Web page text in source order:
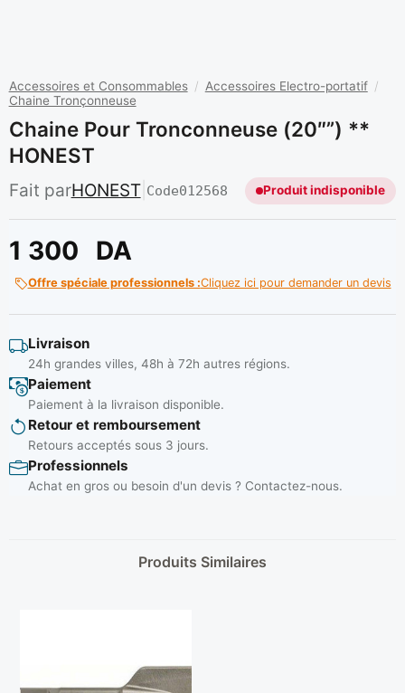
Accessoires et Consommables / Accessoires Electro-portatif /
Chaine Tronçonneuse
Chaine Pour Tronconneuse (20″”) **
HONEST
Fait parHONEST| Code012568 Produit indisponible
1 300 DA
Offre spéciale professionnels :Cliquez ici pour demander un devis
Livraison
24h grandes villes, 48h à 72h autres régions.
Paiement
Paiement à la livraison disponible.
Retour et remboursement
Retours acceptés sous 3 jours.
Professionnels
Achat en gros ou besoin d'un devis ? Contactez-nous.
Produits Similaires